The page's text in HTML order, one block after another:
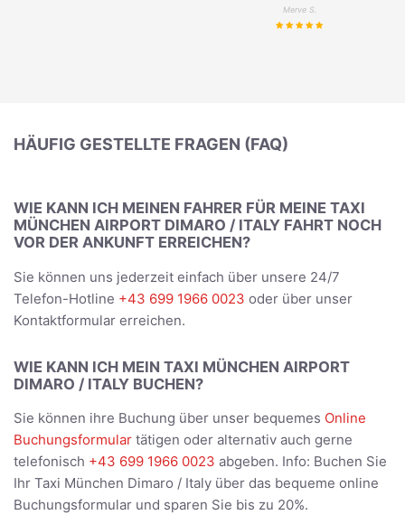
Merve S.
HÄUFIG GESTELLTE FRAGEN (FAQ)
WIE KANN ICH MEINEN FAHRER FÜR MEINE TAXI
MÜNCHEN AIRPORT DIMARO / ITALY FAHRT NOCH
VOR DER ANKUNFT ERREICHEN?
Sie können uns jederzeit einfach über unsere 24/7
Telefon-Hotline +43 699 1966 0023 oder über unser
Kontaktformular erreichen.
WIE KANN ICH MEIN TAXI MÜNCHEN AIRPORT
DIMARO / ITALY BUCHEN?
Sie können ihre Buchung über unser bequemes Online
Buchungsformular tätigen oder alternativ auch gerne
telefonisch +43 699 1966 0023 abgeben. Info: Buchen Sie
Ihr Taxi München Dimaro / Italy über das bequeme online
Buchungsformular und sparen Sie bis zu 20%.